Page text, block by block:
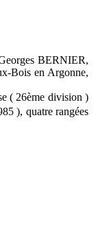
BERNIER,
Bois en Argonne,
( 26ème division )
), quatre rangées